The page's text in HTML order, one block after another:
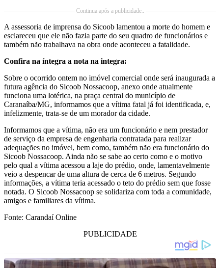
Continua após a publicidade..
A assessoria de imprensa do Sicoob lamentou a morte do homem e
esclareceu que ele não fazia parte do seu quadro de funcionários e
também não trabalhava na obra onde aconteceu a fatalidade.
Confira na íntegra a nota na integra:
Sobre o ocorrido ontem no imóvel comercial onde será inaugurada a
futura agência do Sicoob Nossacoop, anexo onde atualmente
funciona uma lotérica, na praça central do município de
Caranaíba/MG, informamos que a vítima fatal já foi identificada, e,
infelizmente, trata-se de um morador da cidade.
Informamos que a vítima, não era um funcionário e nem prestador
de serviço da empresa de engenharia contratada para realizar
adequações no imóvel, bem como, também não era funcionário do
Sicoob Nossacoop. Ainda não se sabe ao certo como e o motivo
pelo qual a vítima acessou a laje do prédio, onde, lamentavelmente
veio a despencar de uma altura de cerca de 6 metros. Segundo
informações, a vítima teria acessado o teto do prédio sem que fosse
notada. O Sicoob Nossacoop se solidariza com toda a comunidade,
amigos e familiares da vítima.
Fonte: Carandaí Online
PUBLICIDADE